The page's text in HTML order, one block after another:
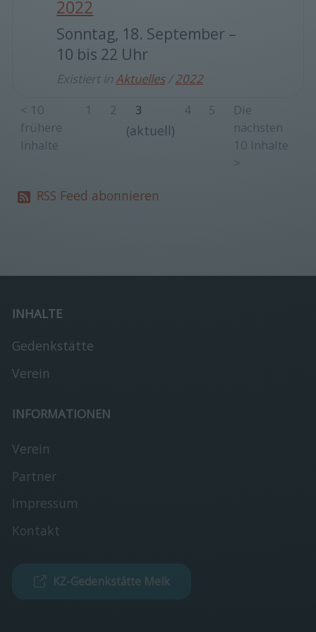
2022
Sonntag, 18. September –
10 bis 22 Uhr
Existiert inAktuelles /2022
< 10
frühere
Inhalte
1 2 3
(aktuell)
4 5
Die
nächsten
10 Inhalte
>
RSS Feed abonnieren
INHALTE
Gedenkstätte
Verein
INFORMATIONEN
Verein
Partner
Impressum
Kontakt
KZ-Gedenkstätte Melk